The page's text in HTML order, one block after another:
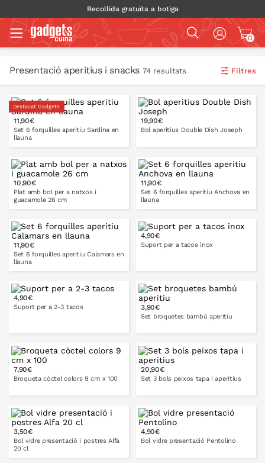
Recollida gratuïta a botiga
0
Presentació aperitius i snacks 74 resultats Filtres
Destacat Gadgets
11,90€
Set 6 forquilles aperitiu Sardina en
llauna
A LA CISTELLA
19,90€
Bol aperitius Double Dish Joseph
A LA CISTELLA
10,90€
Plat amb bol per a natxos i
guacamole 26 cm
A LA CISTELLA
11,90€
Set 6 forquilles aperitiu Anchova en
llauna
11,90€
Set 6 forquilles aperitiu Calamars en
llauna
4,90€
Suport per a tacos inox
2-3 3-4
4,90€
Suport per a 2-3 tacos 3,90€
Set broquetes bambú aperitiu
A LA CISTELLA
7,90€
Broqueta còctel colors 9 cm x 100
A LA CISTELLA
20,90€
Set 3 bols peixos tapa i aperitius
A LA CISTELLA
3,50€
Bol vidre presentació i postres Alfa
20 cl
4,90€
Bol vidre presentació Pentolino